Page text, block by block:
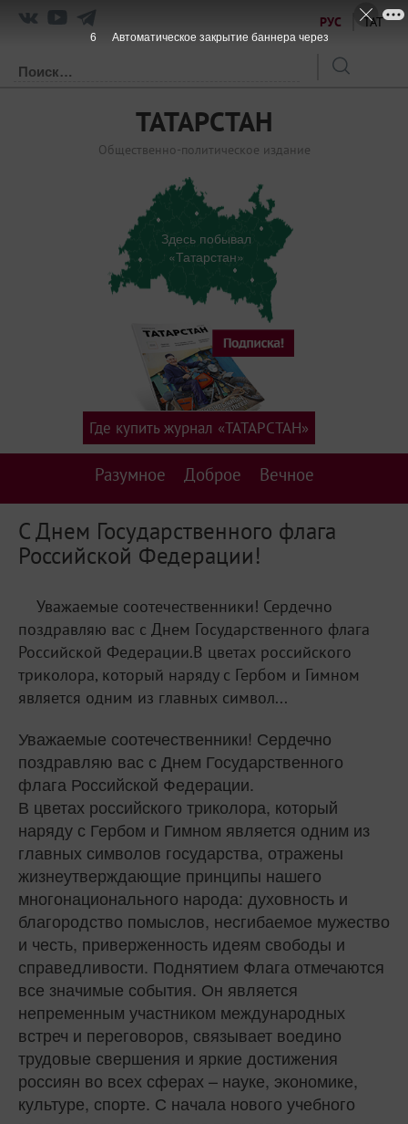
РУС ТАТ
ТАТАРСТАН
Общественно-политическое издание
Здесь побывал
«Татарстан»
Разумное Доброе Вечное
Где купить журнал «ТАТАРСТАН»
С Днем Государственного флага
Российской Федерации!
Уважаемые соотечественники! Сердечно
поздравляю вас с Днем Государственного флага
Российской Федерации.В цветах российского
триколора, который наряду с Гербом и Гимном
является одним из главных символ...
Уважаемые соотечественники! Сердечно
поздравляю вас с Днем Государственного
флага Российской Федерации.
В цветах российского триколора, который
наряду с Гербом и Гимном является одним из
главных символов государства, отражены
жизнеутверждающие принципы нашего
многонационального народа: духовность и
благородство помыслов, несгибаемое мужество
и честь, приверженность идеям свободы и
справедливости. Поднятием Флага отмечаются
все значимые события. Он является
непременным участником международных
встреч и переговоров, связывает воедино
трудовые свершения и яркие достижения
россиян во всех сферах – науке, экономике,
культуре, спорте. С начала нового учебного
6 Автоматическое закрытие баннера через